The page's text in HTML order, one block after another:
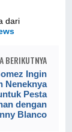
dari
BERIKUTNYA
Ingin
Neneknya
Pesta
dengan
Blanco